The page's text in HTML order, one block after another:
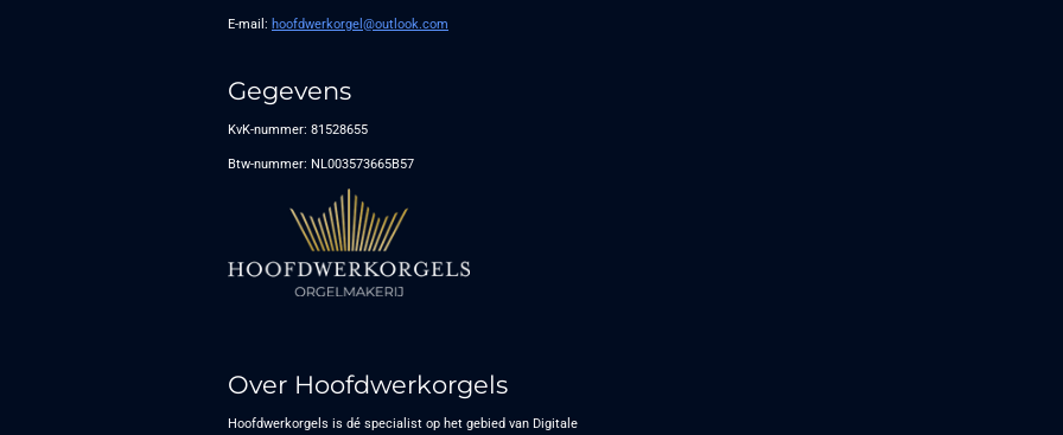
E-mail: hoofdwerkorgel@outlook.com
Gegevens
KvK-nummer: 81528655
Btw-nummer: NL003573665B57
Over Hoofdwerkorgels
Hoofdwerkorgels is dé specialist op het gebied van Digitale